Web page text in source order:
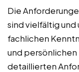
Die
sind vielfältig und
fachlichen
und
detaillierten